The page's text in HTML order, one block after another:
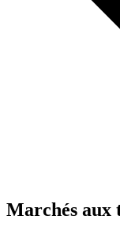
Marchés aux